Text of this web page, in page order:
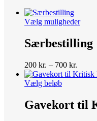
Vælg mulighederDette
flere
kan
Særbestilling
200 kr. – 700 kr.
200
Vælg beløbDette
har
flere
Gavekort til